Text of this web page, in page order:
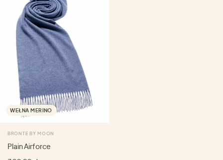
WEŁNA MERINO
BRONTE BY MOON
Plain Airforce